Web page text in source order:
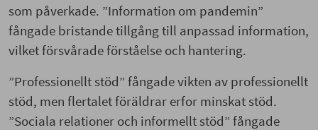
som påverkade. ”Information om pandemin”
fångade bristande tillgång till anpassad information,
vilket försvårade förståelse och hantering.
”Professionellt stöd” fångade vikten av professionellt
stöd, men flertalet föräldrar erfor minskat stöd.
”Sociala relationer och informellt stöd” fångade